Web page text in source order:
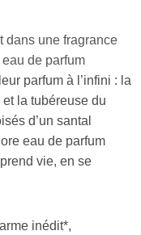
dans une fragrance
de parfum
parfum à l’infini : la
la tubéreuse du
d’un santal
eau de parfum
vie, en se
inédit*,